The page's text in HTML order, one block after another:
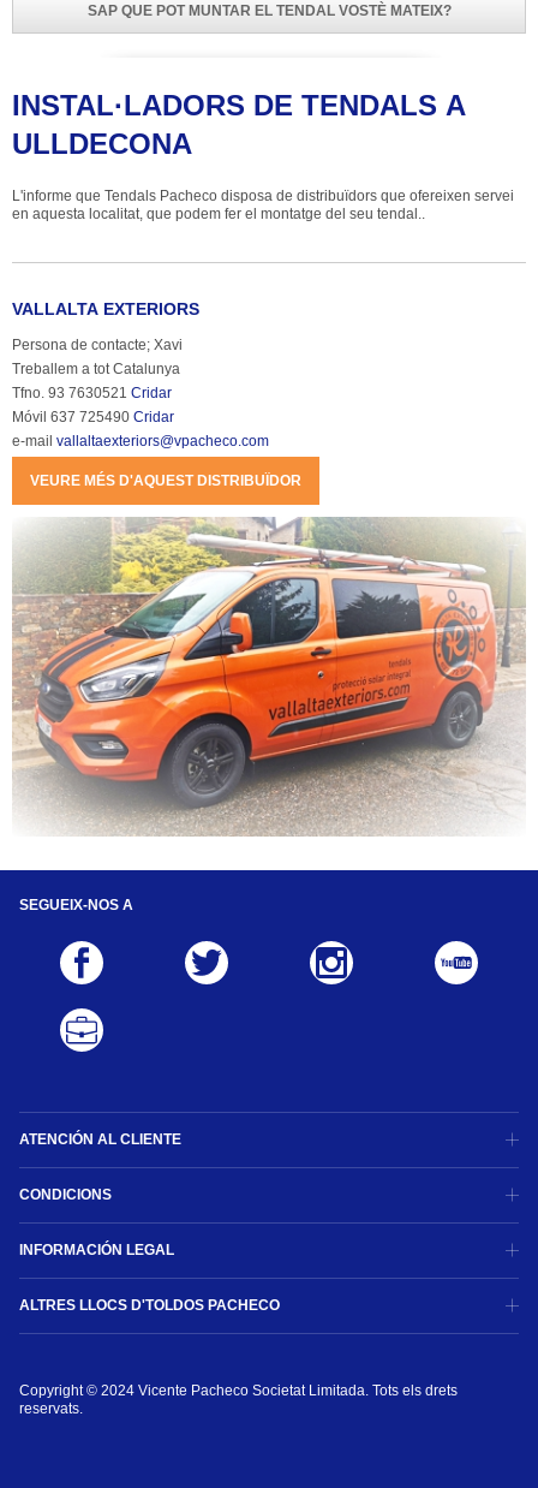
SAP QUE POT MUNTAR EL TENDAL VOSTÈ MATEIX?
INSTAL·LADORS DE TENDALS A
ULLDECONA
L'informe que Tendals Pacheco disposa de distribuïdors que ofereixen servei
en aquesta localitat, que podem fer el montatge del seu tendal..
VALLALTA EXTERIORS
Persona de contacte; Xavi
Treballem a tot Catalunya
Tfno. 93 7630521 Cridar
Móvil 637 725490 Cridar
e-mail vallaltaexteriors@vpacheco.com
VEURE MÉS D'AQUEST DISTRIBUÏDOR
SEGUEIX-NOS A
ATENCIÓN AL CLIENTE
CONDICIONS
INFORMACIÓN LEGAL
ALTRES LLOCS D'TOLDOS PACHECO
Copyright © 2024 Vicente Pacheco Societat Limitada. Tots els drets
reservats.